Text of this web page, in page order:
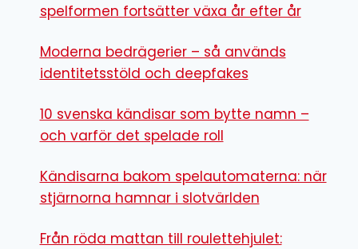
spelformen fortsätter växa år efter år
Moderna bedrägerier – så används
identitetsstöld och deepfakes
10 svenska kändisar som bytte namn –
och varför det spelade roll
Kändisarna bakom spelautomaterna: när
stjärnorna hamnar i slotvärlden
Från röda mattan till roulettehjulet: